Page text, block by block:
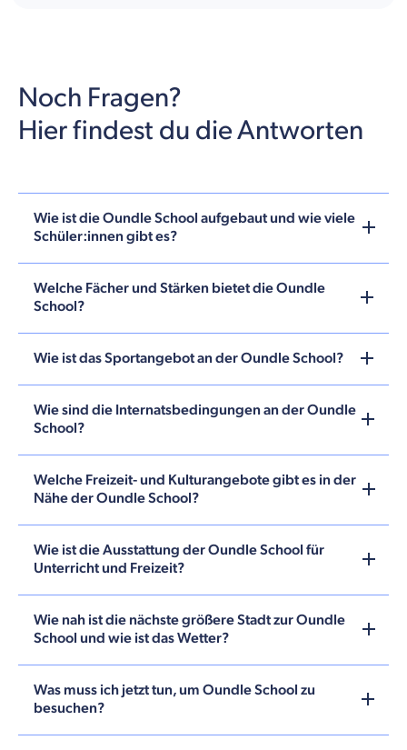
Noch Fragen?
Hier findest du die Antworten
Wie ist die Oundle School aufgebaut und wie viele
Schüler:innen gibt es?
Welche Fächer und Stärken bietet die Oundle
School?
Wie ist das Sportangebot an der Oundle School?
Wie sind die Internatsbedingungen an der Oundle
School?
Welche Freizeit- und Kulturangebote gibt es in der
Nähe der Oundle School?
Wie ist die Ausstattung der Oundle School für
Unterricht und Freizeit?
Wie nah ist die nächste größere Stadt zur Oundle
School und wie ist das Wetter?
Was muss ich jetzt tun, um Oundle School zu
besuchen?